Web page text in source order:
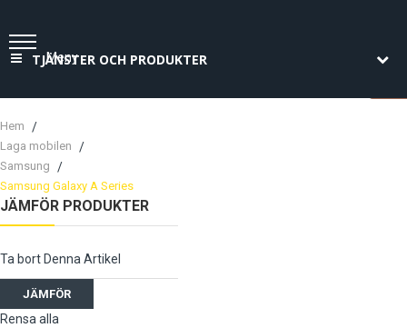
TJÄNSTER OCH PRODUKTER
Meny
Hem
Laga mobilen
Samsung
Samsung Galaxy A Series
JÄMFÖR PRODUKTER
Ta bort Denna Artikel
JÄMFÖR
Rensa alla